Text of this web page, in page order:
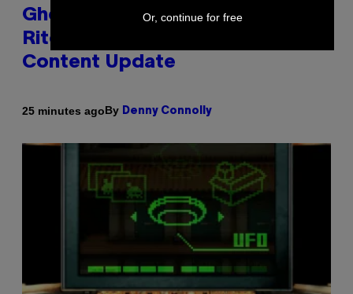
Ghost Recon Wildlands: Last
Rites Delivers Major Free
Content Update
25 minutes agoBy Denny Connolly
Or, continue for free